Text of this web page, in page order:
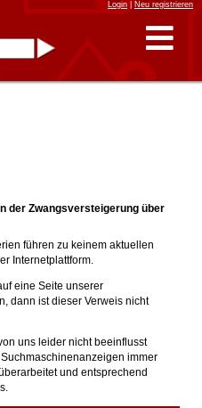
Login| Neu registrieren
der Zwangsversteigerung über
führen zu keinem aktuellen
Internetplattform.
eine Seite unserer
dann ist dieser Verweis nicht
uns leider nicht beeinflusst
immer
und entsprechend